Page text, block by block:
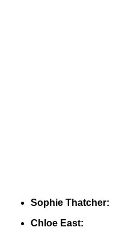
Sophie Thatcher:
Chloe East: